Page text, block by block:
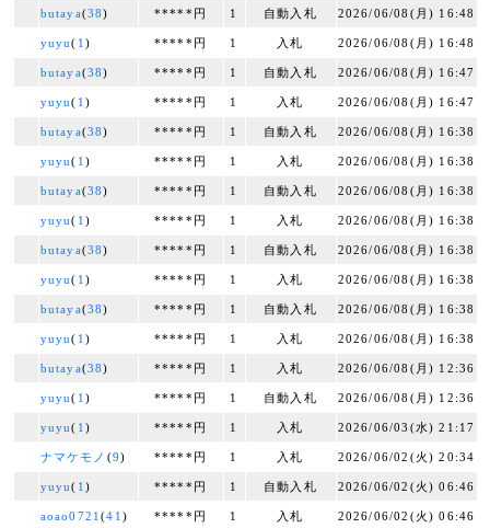
butaya(38) *****円 1 自動入札 2026/06/08(月) 16:48
yuyu( 1 ) *****円 1 入札 2026/06/08(月) 16:48
butaya(38) *****円 1 自動入札 2026/06/08(月) 16:47
yuyu( 1 ) *****円 1 入札 2026/06/08(月) 16:47
butaya(38) *****円 1 自動入札 2026/06/08(月) 16:38
yuyu( 1 ) *****円 1 入札 2026/06/08(月) 16:38
butaya(38) *****円 1 自動入札 2026/06/08(月) 16:38
yuyu( 1 ) *****円 1 入札 2026/06/08(月) 16:38
butaya(38) *****円 1 自動入札 2026/06/08(月) 16:38
yuyu( 1 ) *****円 1 入札 2026/06/08(月) 16:38
butaya(38) *****円 1 自動入札 2026/06/08(月) 16:38
yuyu( 1 ) *****円 1 入札 2026/06/08(月) 16:38
butaya(38) *****円 1 入札 2026/06/08(月) 12:36
yuyu( 1 ) *****円 1 自動入札 2026/06/08(月) 12:36
yuyu( 1 ) *****円 1 入札 2026/06/03(水) 21:17
ナマケモノ (9) *****円 1 入札 2026/06/02(火) 20:34
yuyu( 1 ) *****円 1 自動入札 2026/06/02(火) 06:46
aoao0721(41 ) *****円 1 入札 2026/06/02(火) 06:46